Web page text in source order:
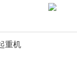
重机